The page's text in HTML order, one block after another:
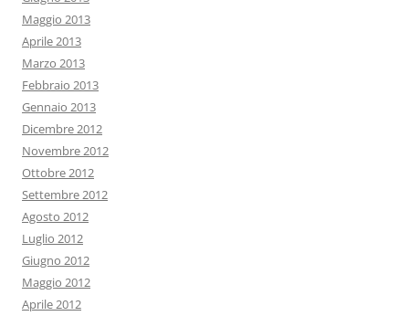
Maggio 2013
Aprile 2013
Marzo 2013
Febbraio 2013
Gennaio 2013
Dicembre 2012
Novembre 2012
Ottobre 2012
Settembre 2012
Agosto 2012
Luglio 2012
Giugno 2012
Maggio 2012
Aprile 2012